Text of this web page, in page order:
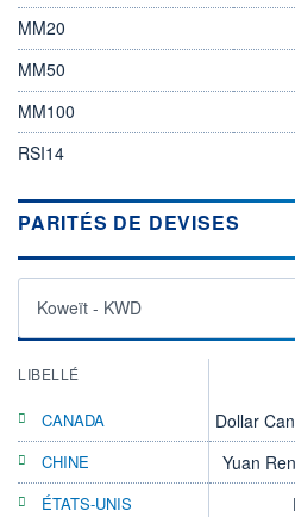
MM20
MM50
MM100
RSI14
PARITÉS DE DEVISES
Koweït - KWD
LIBELLÉ
CANADA Dollar
CHINE Yuan
ÉTATS-UNIS